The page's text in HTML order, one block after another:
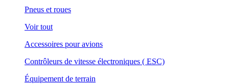
Pneus et roues
Voir tout
Accessoires pour avions
Contrôleurs de vitesse électroniques ( ESC)
Équipement de terrain